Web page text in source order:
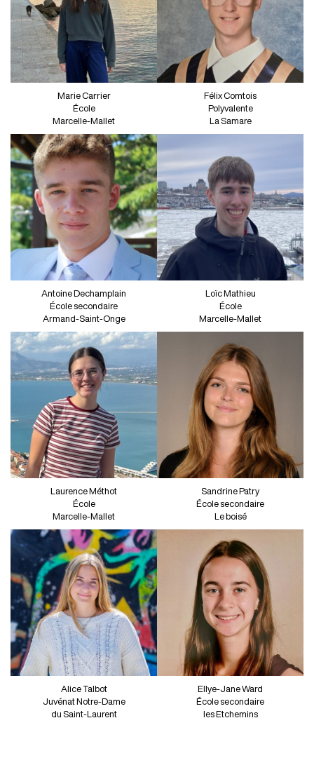
Marie Carrier
École
Marcelle-Mallet
Félix Comtois
Polyvalente
La Samare
Antoine Dechamplain
École secondaire
Armand-Saint-Onge
Loïc Mathieu
École
Marcelle-Mallet
Laurence Méthot
École
Marcelle-Mallet
Sandrine Patry
École secondaire
Le boisé
Alice Talbot
Juvénat Notre-Dame
du Saint-Laurent
Ellye-Jane Ward
École secondaire
les Etchemins